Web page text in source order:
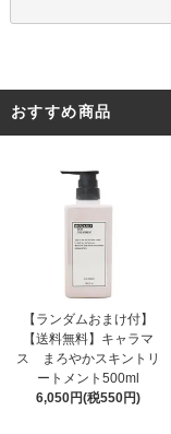
おすすめ商品
【ランダムおまけ付】
【送料無料】キャラマ
ス まろやかスキントリ
ートメント500ml
6,050円(税550円)